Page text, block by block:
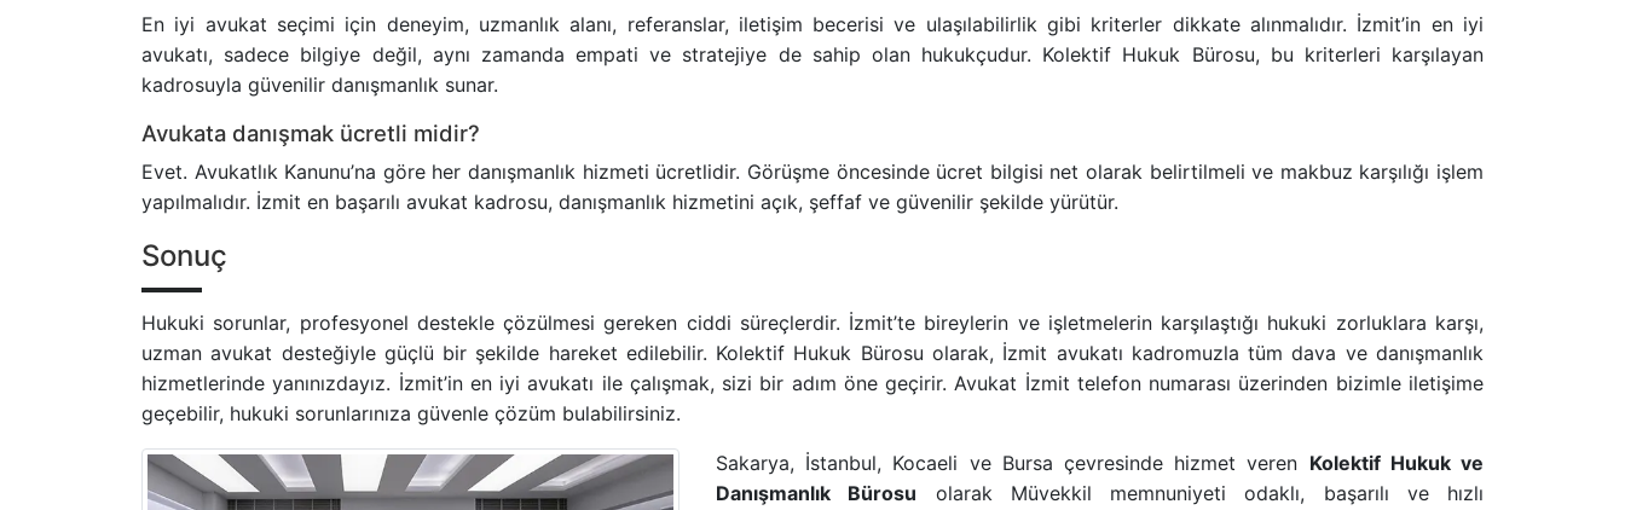
En iyi avukat seçimi için deneyim, uzmanlık alanı, referanslar, iletişim becerisi ve ulaşılabilirlik gibi kriterler dikkate alınmalıdır. İzmit’in en iyi
avukatı, sadece bilgiye değil, aynı zamanda empati ve stratejiye de sahip olan hukukçudur. Kolektif Hukuk Bürosu, bu kriterleri karşılayan
kadrosuyla güvenilir danışmanlık sunar.
Avukata danışmak ücretli midir?
Evet. Avukatlık Kanunu’na göre her danışmanlık hizmeti ücretlidir. Görüşme öncesinde ücret bilgisi net olarak belirtilmeli ve makbuz karşılığı işlem
yapılmalıdır. İzmit en başarılı avukat kadrosu, danışmanlık hizmetini açık, şeffaf ve güvenilir şekilde yürütür.
Sonuç
Hukuki sorunlar, profesyonel destekle çözülmesi gereken ciddi süreçlerdir. İzmit’te bireylerin ve işletmelerin karşılaştığı hukuki zorluklara karşı,
uzman avukat desteğiyle güçlü bir şekilde hareket edilebilir. Kolektif Hukuk Bürosu olarak, İzmit avukatı kadromuzla tüm dava ve danışmanlık
hizmetlerinde yanınızdayız. İzmit’in en iyi avukatı ile çalışmak, sizi bir adım öne geçirir. Avukat İzmit telefon numarası üzerinden bizimle iletişime
geçebilir, hukuki sorunlarınıza güvenle çözüm bulabilirsiniz.
Sakarya, İstanbul, Kocaeli ve Bursa çevresinde hizmet veren Kolektif Hukuk ve
Danışmanlık Bürosu olarak Müvekkil memnuniyeti odaklı, başarılı ve hızlı